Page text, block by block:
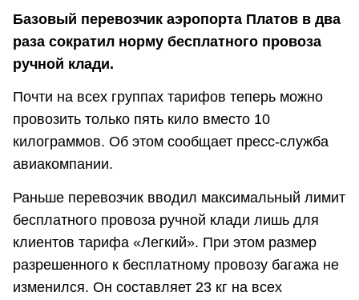
Базовый перевозчик аэропорта Платов в два
раза сократил норму бесплатного провоза
ручной клади.
Почти на всех группах тарифов теперь можно
провозить только пять кило вместо 10
килограммов. Об этом сообщает пресс-служба
авиакомпании.
Раньше перевозчик вводил максимальный лимит
бесплатного провоза ручной клади лишь для
клиентов тарифа «Легкий». При этом размер
разрешенного к бесплатному провозу багажа не
изменился. Он составляет 23 кг на всех